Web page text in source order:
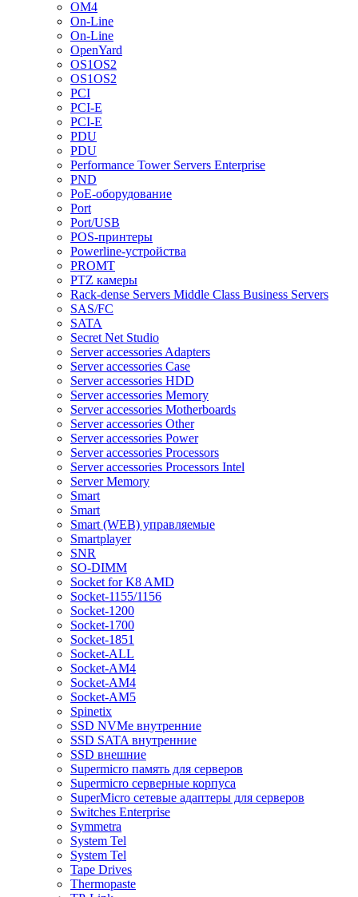
OM4
On-Line
On-Line
OpenYard
OS1OS2
OS1OS2
PCI
PCI-E
PCI-E
PDU
PDU
Performance Tower Servers Enterprise
PND
PoE-оборудование
Port
Port/USB
POS-принтеры
Powerline-устройства
PROMT
PTZ камеры
Rack-dense Servers Middle Class Business Servers
SAS/FC
SATA
Secret Net Studio
Server accessories Adapters
Server accessories Case
Server accessories HDD
Server accessories Memory
Server accessories Motherboards
Server accessories Other
Server accessories Power
Server accessories Processors
Server accessories Processors Intel
Server Memory
Smart
Smart
Smart (WEB) управляемые
Smartplayer
SNR
SO-DIMM
Socket for K8 AMD
Socket-1155/1156
Socket-1200
Socket-1700
Socket-1851
Socket-ALL
Socket-AM4
Socket-AM4
Socket-AM5
Spinetix
SSD NVMe внутренние
SSD SATA внутренние
SSD внешние
Supermicro память для серверов
Supermicro серверные корпуса
SuperMicro сетевые адаптеры для серверов
Switches Enterprise
Symmetra
System Tel
System Tel
Tape Drives
Thermopaste